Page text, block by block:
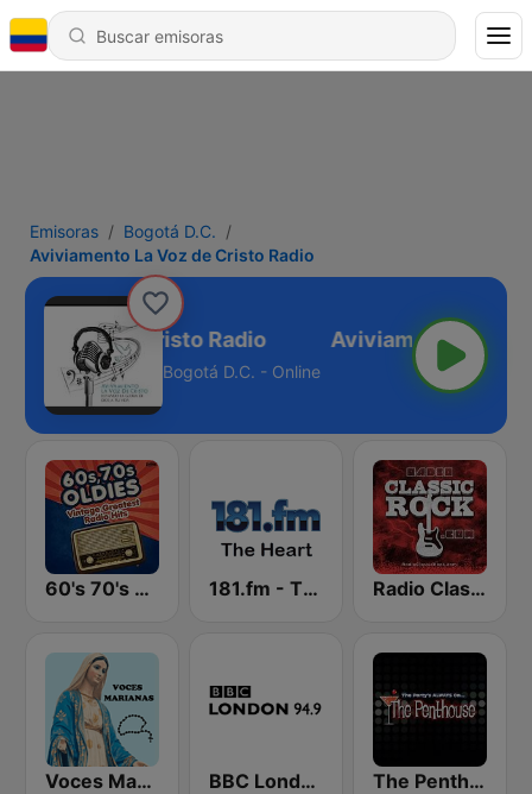
Emisoras
Bogotá D.C.
Aviviamento La Voz de Cristo Radio
La Voz de Cristo Radio
Bogotá D.C. - Online
60's 70's Oldies 181.fm - The Heart (Love Songs) Radio Classic Rock
Voces Marianas BBC London The Penthouse